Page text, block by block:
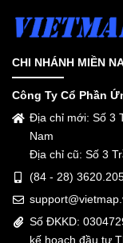
CHI NHÁNH MIỀN
Công Ty Cổ Phần
Địa chỉ mới: Số 3
Nam
Địa chỉ cũ: Số 3
(84 - 28)
Số ĐKKD:
kế hoạch đầu tư